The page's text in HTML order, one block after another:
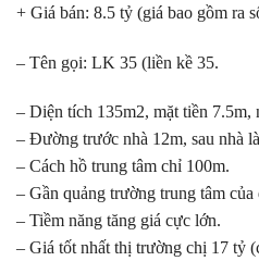
+ Giá bán: 8.5 tỷ (giá bao gồm ra
– Tên gọi: LK 35 (liền kề 35.
– Diện tích 135m2, mặt tiền 7.5m,
– Đường trước nhà 12m, sau nhà
– Cách hồ trung tâm chỉ 100m.
– Gần quảng trường trung tâm của
– Tiềm năng tăng giá cực lớn.
– Giá tốt nhất thị trường chị 17 tỷ